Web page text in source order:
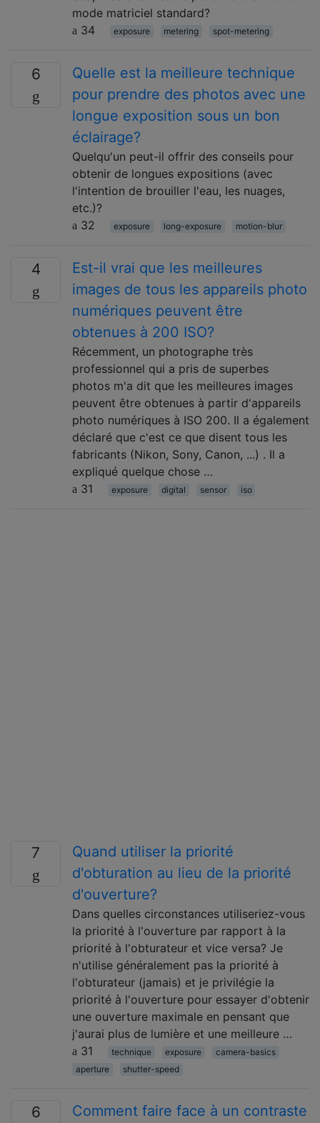
mode matriciel standard?
34
exposure metering spot-metering
6
Quelle est la meilleure technique
pour prendre des photos avec une
longue exposition sous un bon
éclairage?
Quelqu'un peut-il offrir des conseils pour
obtenir de longues expositions (avec
l'intention de brouiller l'eau, les nuages,
etc.)?
32
exposure long-exposure motion-blur
4
Est-il vrai que les meilleures
images de tous les appareils photo
numériques peuvent être
obtenues à 200 ISO?
Récemment, un photographe très
professionnel qui a pris de superbes
photos m'a dit que les meilleures images
peuvent être obtenues à partir d'appareils
photo numériques à ISO 200. Il a également
déclaré que c'est ce que disent tous les
fabricants (Nikon, Sony, Canon, ...) . Il a
expliqué quelque chose …
31
exposure digital sensor iso
7
Quand utiliser la priorité
d'obturation au lieu de la priorité
d'ouverture?
Dans quelles circonstances utiliseriez-vous
la priorité à l'ouverture par rapport à la
priorité à l'obturateur et vice versa? Je
n'utilise généralement pas la priorité à
l'obturateur (jamais) et je privilégie la
priorité à l'ouverture pour essayer d'obtenir
une ouverture maximale en pensant que
j'aurai plus de lumière et une meilleure …
31
technique exposure
camera-basics
aperture
shutter-speed
6
Comment faire face à un contraste